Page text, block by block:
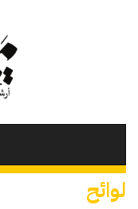
لوائح